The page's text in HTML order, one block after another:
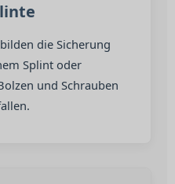
die Sicherung
Splint oder
und Schrauben